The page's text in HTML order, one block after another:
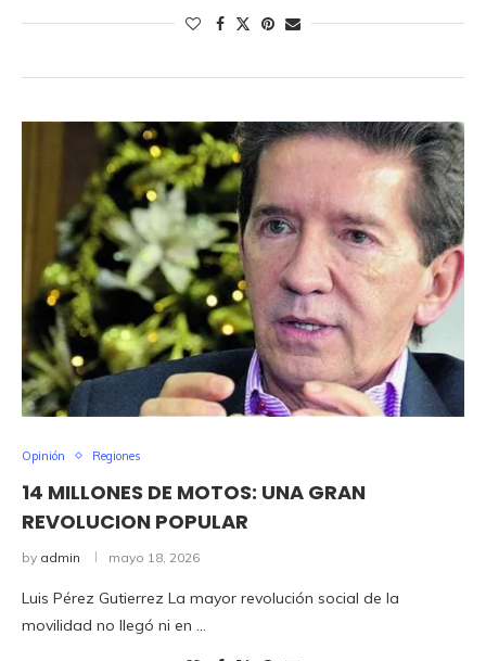
Opinión Regiones
14 MILLONES DE MOTOS: UNA GRAN
REVOLUCION POPULAR
by admin mayo 18, 2026
Luis Pérez Gutierrez La mayor revolución social de la
movilidad no llegó ni en …